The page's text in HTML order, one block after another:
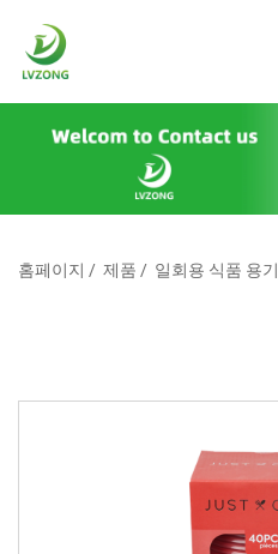
홈페이지 / 제품 / 일회용 식품 용기